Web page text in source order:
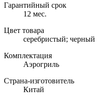
Гарантийный срок
12 мес.
Цвет товара
серебристый; черный
Комплектация
Аэрогриль
Страна-изготовитель
Китай